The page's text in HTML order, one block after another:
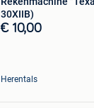
30XIIB)
€ 10,00
Herentals